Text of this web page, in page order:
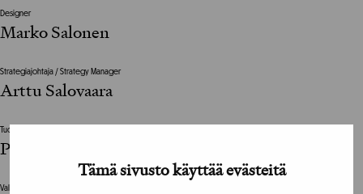
Tämä sivusto käyttää evästeitä
Designer
Marko Salonen
Strategiajohtaja / Strategy Manager
Arttu Salovaara
Tuottaja / Producer
Piia Suhonen
Valokuvat / Photographs